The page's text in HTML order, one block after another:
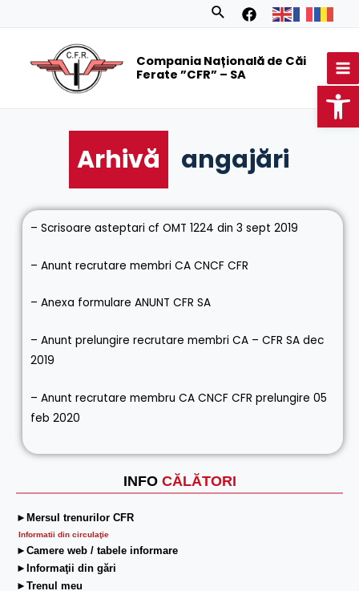
Search
Compania Națională de Căi
Ferate ”CFR” – SA
INFO CĂLĂTORI
►Mersul trenurilor CFR
Informatii din circulaţie
►Camere web / tabele informare
►Informaţii din gări
►Trenul meu
Arhivă angajări
– Scrisoare asteptari cf OMT 1224 din 3 sept 2019
– Anunt recrutare membri CA CNCF CFR
– Anexa formulare ANUNT CFR SA
– Anunt prelungire recrutare membri CA – CFR SA dec
2019
– Anunt recrutare membru CA CNCF CFR prelungire 05
feb 2020